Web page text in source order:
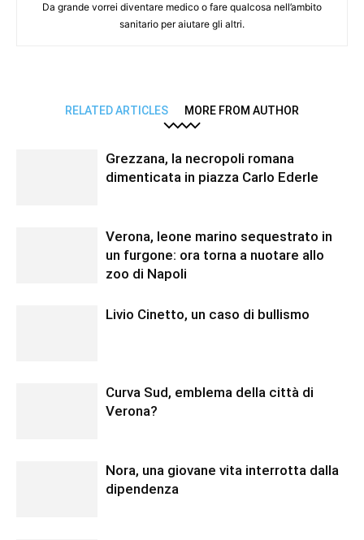
Da grande vorrei diventare medico o fare qualcosa nell’ambito
sanitario per aiutare gli altri.
RELATED ARTICLES MORE FROM AUTHOR
Grezzana, la necropoli romana
dimenticata in piazza Carlo Ederle
Verona, leone marino sequestrato in
un furgone: ora torna a nuotare allo
zoo di Napoli
Livio Cinetto, un caso di bullismo
Curva Sud, emblema della città di
Verona?
Nora, una giovane vita interrotta dalla
dipendenza